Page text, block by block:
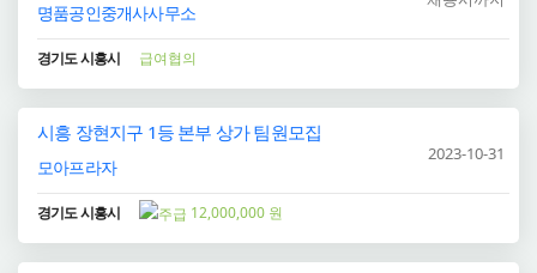
명품공인중개사사무소
경기도 시흥시 급여협의
시흥 장현지구 1등 본부 상가 팀원모집
모아프라자
2023-10-31
경기도 시흥시 12,000,000 원